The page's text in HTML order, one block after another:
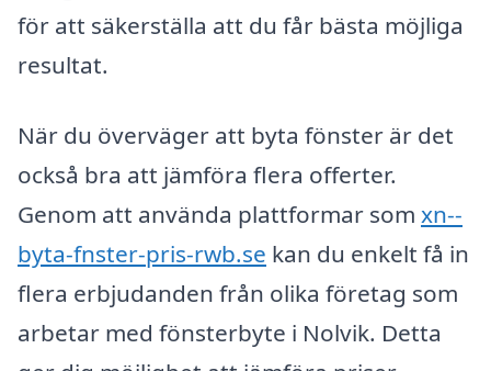
för att säkerställa att du får bästa möjliga
resultat.
När du överväger att byta fönster är det
också bra att jämföra flera offerter.
Genom att använda plattformar som xn--
byta-fnster-pris-rwb.se kan du enkelt få in
flera erbjudanden från olika företag som
arbetar med fönsterbyte i Nolvik. Detta